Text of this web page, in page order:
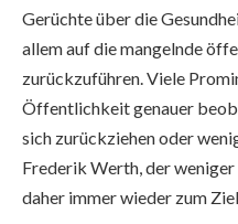
Gerüchte über die
allem auf die mangelnde
zurückzuführen. Viele
Öffentlichkeit genauer
sich zurückziehen oder
Frederik Werth, der
daher immer wieder zum